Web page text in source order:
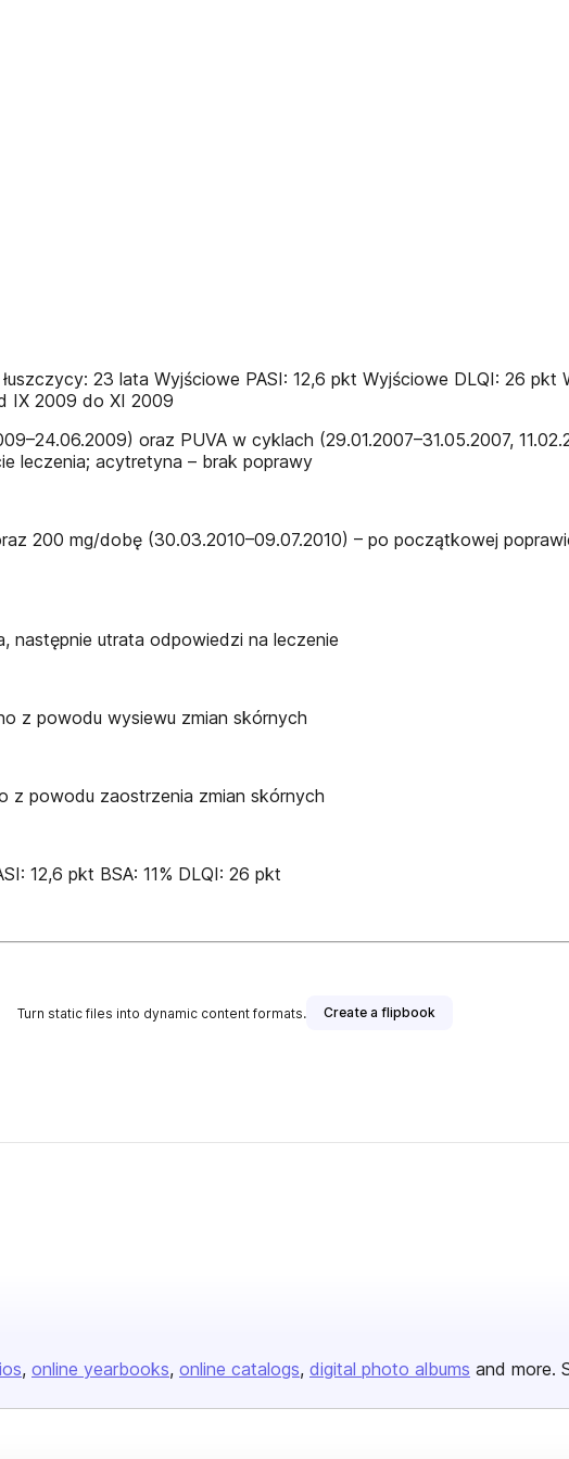
23 lata Wyjściowe PASI: 12,6 pkt Wyjściowe DLQI: 26 pkt
IX 2009 do XI 2009
oraz PUVA w cyklach (29.01.2007–31.05.2007,
leczenia; acytretyna – brak poprawy
200 mg/dobę (30.03.2010–09.07.2010) – po początkowej
utrata odpowiedzi na leczenie
z powodu wysiewu zmian skórnych
z powodu zaostrzenia zmian skórnych
12,6 pkt BSA: 11% DLQI: 26 pkt
Turn static files into dynamic content formats. Create a flipbook
online yearbooks online catalogs digital photo albums and more.